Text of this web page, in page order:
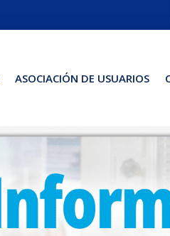
ASOCIACIÓN DE USUARIOS